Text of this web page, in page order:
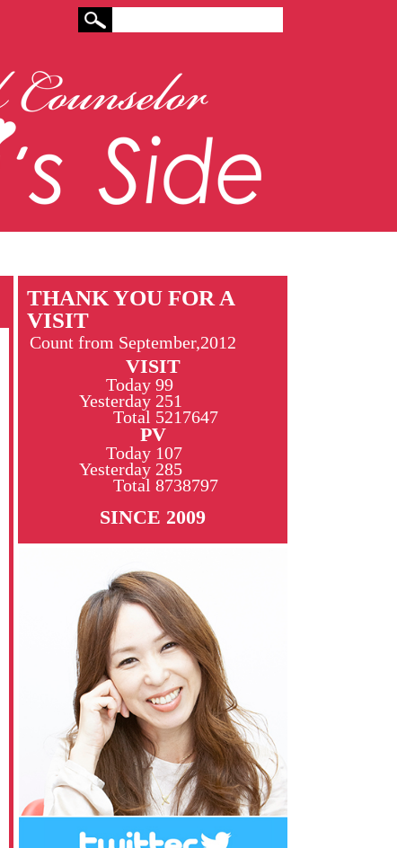
THANK YOU FOR A
VISIT
Count from September,2012
VISIT
Today
Yesterday
Total
99
251
5217647
PV
Today
Yesterday
Total
107
285
8738797
SINCE 2009